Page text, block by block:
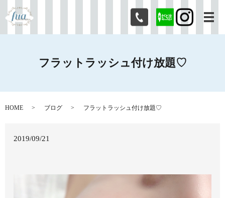
メ
フラットラッシュ付け放題♡
HOME ブログ フラットラッシュ付け放題♡
2019/09/21